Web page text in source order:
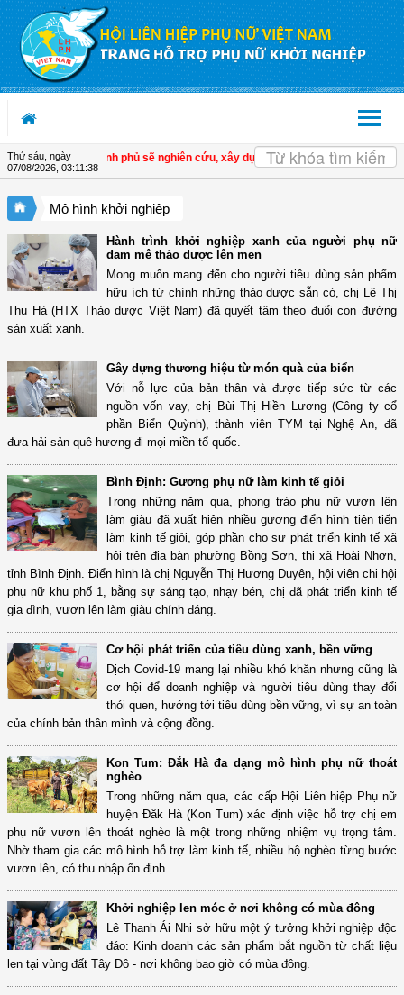
Truy cập nội dung luôn
Thứ sáu, ngày
07/08/2026 03:11:39
939,938 | Chính phủ sẽ nghiên cứu, xây dựng chính sách để đảm bảo an
Mô hình khởi nghiệp
Hành trình khởi nghiệp xanh của người phụ nữ
đam mê thảo dược lên men
Mong muốn mang đến cho người tiêu dùng sản phẩm
hữu ích từ chính những thảo dược sẵn có, chị Lê Thị
Thu Hà (HTX Thảo dược Việt Nam) đã quyết tâm theo đuổi con đường
sản xuất xanh.
Gây dựng thương hiệu từ món quà của biển
Với nỗ lực của bản thân và được tiếp sức từ các
nguồn vốn vay, chị Bùi Thị Hiền Lương (Công ty cổ
phần Biển Quỳnh), thành viên TYM tại Nghệ An, đã
đưa hải sản quê hương đi mọi miền tổ quốc.
Bình Định: Gương phụ nữ làm kinh tế giỏi
Trong những năm qua, phong trào phụ nữ vươn lên
làm giàu đã xuất hiện nhiều gương điển hình tiên tiến
làm kinh tế giỏi, góp phần cho sự phát triển kinh tế xã
hội trên địa bàn phường Bồng Sơn, thị xã Hoài Nhơn,
tỉnh Bình Định. Điển hình là chị Nguyễn Thị Hương Duyên, hội viên chi hội
phụ nữ khu phố 1, bằng sự sáng tạo, nhạy bén, chị đã phát triển kinh tế
gia đình, vươn lên làm giàu chính đáng.
Cơ hội phát triển của tiêu dùng xanh, bền vững
Dịch Covid-19 mang lại nhiều khó khăn nhưng cũng là
cơ hội để doanh nghiệp và người tiêu dùng thay đổi
thói quen, hướng tới tiêu dùng bền vững, vì sự an toàn
của chính bản thân mình và cộng đồng.
Kon Tum: Đắk Hà đa dạng mô hình phụ nữ thoát
nghèo
Trong những năm qua, các cấp Hội Liên hiệp Phụ nữ
huyện Đăk Hà (Kon Tum) xác định việc hỗ trợ chị em
phụ nữ vươn lên thoát nghèo là một trong những nhiệm vụ trọng tâm.
Nhờ tham gia các mô hình hỗ trợ làm kinh tế, nhiều hộ nghèo từng bước
vươn lên, có thu nhập ổn định.
Khởi nghiệp len móc ở nơi không có mùa đông
Lê Thanh Ái Nhi sở hữu một ý tưởng khởi nghiệp độc
đáo: Kinh doanh các sản phẩm bắt nguồn từ chất liệu
len tại vùng đất Tây Đô - nơi không bao giờ có mùa đông.
OK